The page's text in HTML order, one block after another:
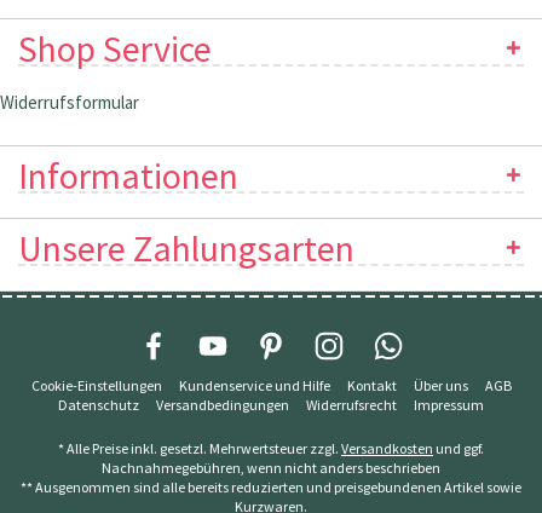
Shop Service
Widerrufsformular
Informationen
Unsere Zahlungsarten
Cookie-Einstellungen Kundenservice und Hilfe Kontakt Über uns
AGB
Datenschutz
Versandbedingungen Widerrufsrecht Impressum
* Alle Preise inkl. gesetzl. Mehrwertsteuer zzgl. Versandkosten und ggf.
Nachnahmegebühren, wenn nicht anders beschrieben
** Ausgenommen sind alle bereits reduzierten und preisgebundenen Artikel sowie
Kurzwaren.